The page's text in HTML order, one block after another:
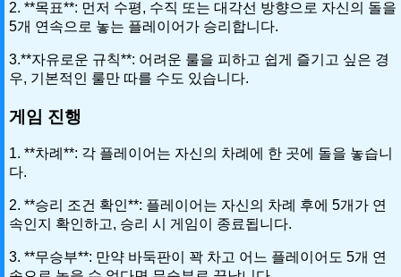
2. **목표**: 먼저 수평, 수직 또는 대각선 방향으로 자신의 돌을
5개 연속으로 놓는 플레이어가 승리합니다.
3.**자유로운 규칙**: 어려운 룰을 피하고 쉽게 즐기고 싶은 경
우, 기본적인 룰만 따를 수도 있습니다.
게임 진행
1. **차례**: 각 플레이어는 자신의 차례에 한 곳에 돌을 놓습니
다.
2. **승리 조건 확인**: 플레이어는 자신의 차례 후에 5개가 연
속인지 확인하고, 승리 시 게임이 종료됩니다.
3. **무승부**: 만약 바둑판이 꽉 차고 어느 플레이어도 5개 연